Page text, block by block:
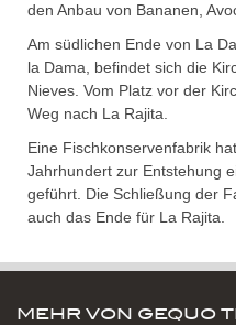
den Anbau von Bananen,
Am südlichen Ende von La
la Dama, befindet sich die
Nieves. Vom Platz vor der
Weg nach La Rajita.
Eine Fischkonservenfabrik
Jahrhundert zur Entstehung
geführt. Die Schließung der
auch das Ende für La Rajita.
MEHR VON GEQUO